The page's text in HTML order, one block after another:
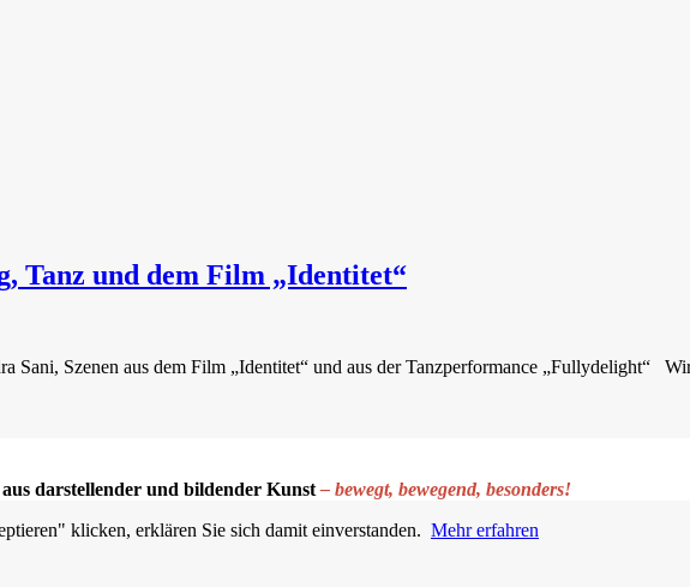
Tanz und dem Film „Identitet“
Sani, Szenen aus dem Film „Identitet“ und aus der Tanzperformance „Fullydelight“
darstellender und bildender Kunst – bewegt, bewegend, besonders!
klicken, erklären Sie sich damit einverstanden. Mehr erfahren